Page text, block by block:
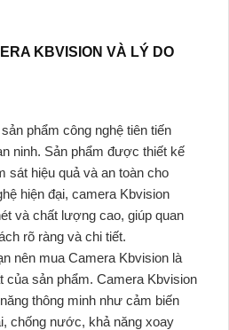
KBVISION VÀ LÝ DO
phẩm công nghệ tiên tiến
ninh. Sản phẩm được thiết kế
sát hiệu quả và an toàn cho
hiện đại, camera Kbvision
và chất lượng cao, giúp quan
rõ ràng và chi tiết.
nên mua Camera Kbvision là
của sản phẩm. Camera Kbvision
thông minh như cảm biến
chống nước, khả năng xoay